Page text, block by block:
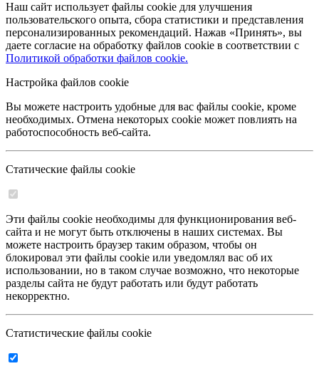
Наш сайт использует файлы cookie для улучшения
пользовательского опыта, сбора статистики и представления
персонализированных рекомендаций. Нажав «Принять», вы
даете согласие на обработку файлов cookie в соответствии с
Политикой обработки файлов cookie.
Настройка файлов cookie
Вы можете настроить удобные для вас файлы cookie, кроме
необходимых. Отмена некоторых cookie может повлиять на
работоспособность веб-сайта.
Статические файлы cookie
Эти файлы cookie необходимы для функционирования веб-
сайта и не могут быть отключены в наших системах. Вы
можете настроить браузер таким образом, чтобы он
блокировал эти файлы cookie или уведомлял вас об их
использовании, но в таком случае возможно, что некоторые
разделы сайта не будут работать или будут работать
некорректно.
Статистические файлы cookie